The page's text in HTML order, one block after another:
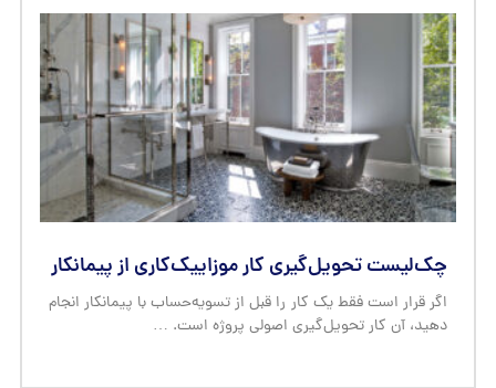
چک‌لیست تحویل‌گیری کار موزاییک‌کاری از پیمانکار
اگر قرار است فقط یک کار را قبل از تسویه‌حساب با پیمانکار انجام
دهید، آن کار تحویل‌گیری اصولی پروژه است. …